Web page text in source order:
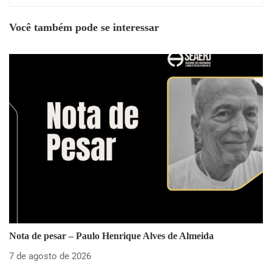
Você também pode se interessar
Nota de pesar – Paulo Henrique Alves de Almeida
7 de agosto de 2026